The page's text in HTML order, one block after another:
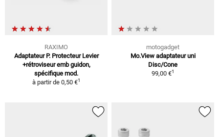
RAXIMO
Adaptateur P. Protecteur Levier
+rétroviseur emb guidon,
spécifique mod.
à partir de 0,50 €1
motogadget
Mo.View adaptateur uni
Disc/Cone
99,00 €1